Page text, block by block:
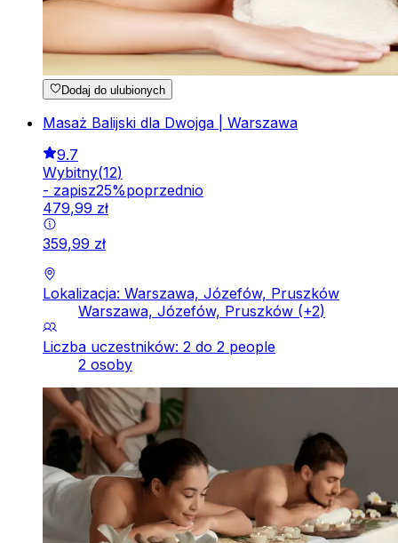
Dodaj do ulubionych
Masaż Balijski dla Dwojga | Warszawa
9.7
Wybitny(12)
- zapisz25%poprzednio
479,99 zł
359,99 zł
Lokalizacja: Warszawa, Józefów, Pruszków
Warszawa, Józefów, Pruszków (+2)
Liczba uczestników: 2 do 2 people
2 osoby